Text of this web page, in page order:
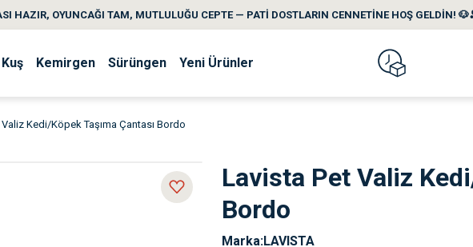
HAZIR, OYUNCAĞI TAM, MUTLULUĞU CEPTE — PATİ DOSTLARIN CENNETİNE HOŞ GELDİN!
Kuş Kemirgen Sürüngen Yeni Ürünler
Kedi/Köpek Taşıma Çantası Bordo
Lavista Pet Valiz
Bordo
Marka LAVISTA